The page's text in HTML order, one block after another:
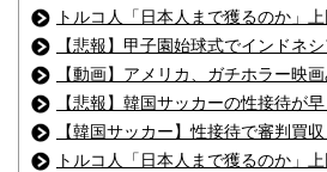
トルコ人「日本人まで獲るのか」
【悲報】甲子園始球式でインドネ
【動画】アメリカ、ガチホラー映
【悲報】韓国サッカーの性接待が
【韓国サッカー】性接待で審判買
トルコ人「日本人まで獲るのか」